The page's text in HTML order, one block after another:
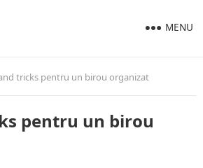
MENU
tricks pentru un birou organizat
pentru un birou